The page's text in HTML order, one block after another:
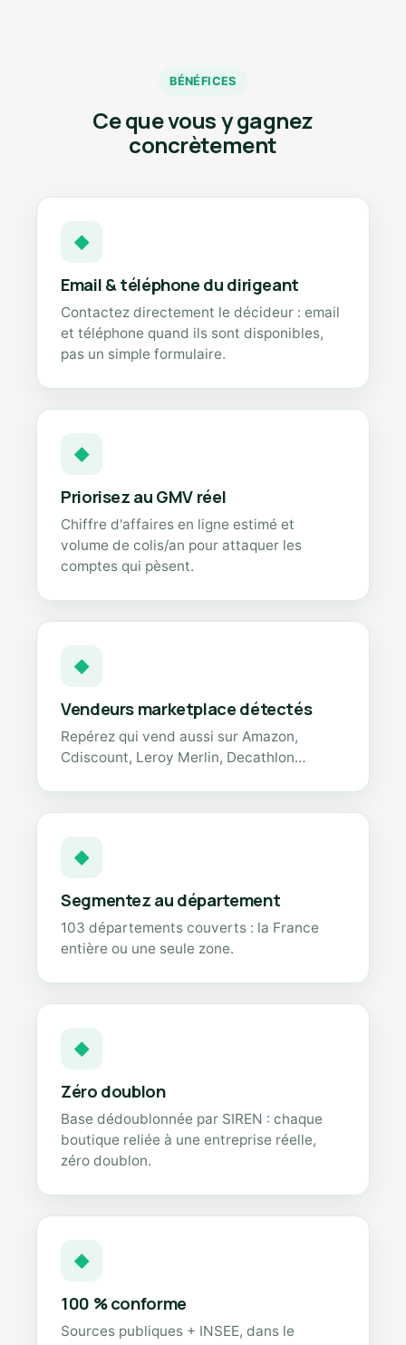
BÉNÉFICES
Ce que vous y gagnez
concrètement
◆
Email & téléphone du dirigeant
Contactez directement le décideur : email
et téléphone quand ils sont disponibles,
pas un simple formulaire.
◆
Priorisez au GMV réel
Chiffre d'affaires en ligne estimé et
volume de colis/an pour attaquer les
comptes qui pèsent.
◆
Vendeurs marketplace détectés
Repérez qui vend aussi sur Amazon,
Cdiscount, Leroy Merlin, Decathlon…
◆
Segmentez au département
103 départements couverts : la France
entière ou une seule zone.
◆
Zéro doublon
Base dédoublonnée par SIREN : chaque
boutique reliée à une entreprise réelle,
zéro doublon.
◆
100 % conforme
Sources publiques + INSEE, dans le